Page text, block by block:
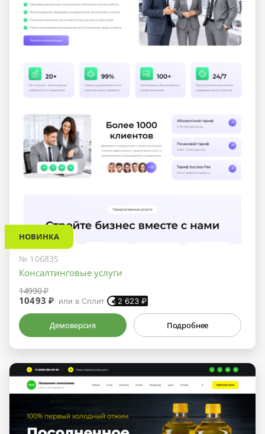
НОВИНКА
№ 106835
Консалтинговые услуги
14990 ₽
10493 ₽ или в Сплит 2 623 ₽
Демоверсия Подробнее